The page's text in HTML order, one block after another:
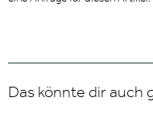
Das könnte dir auch